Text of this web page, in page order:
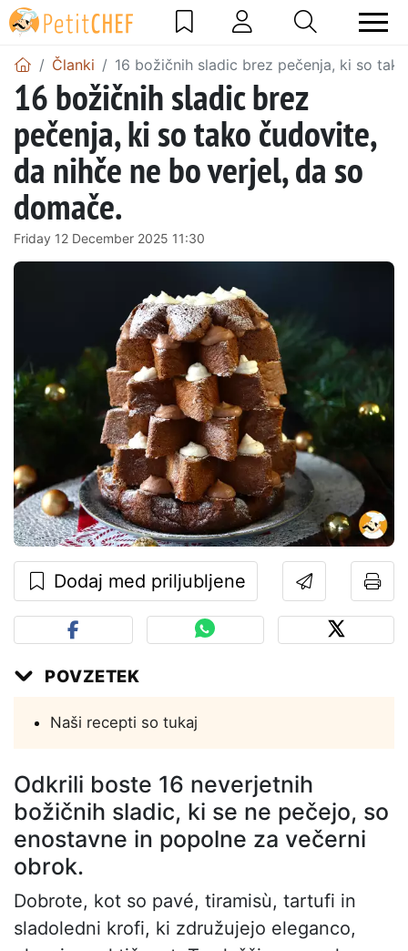
Članki 16 božičnih sladic brez pečenja, ki so
16 božičnih sladic brez
pečenja, ki so tako čudovite,
da nihče ne bo verjel, da so
domače.
Friday 12 December 2025 11:30
Dodaj med priljubljene
POVZETEK
Naši recepti so tukaj
Odkrili boste 16 neverjetnih
božičnih sladic, ki se ne pečejo, so
enostavne in popolne za večerni
obrok.
Dobrote, kot so pavé, tiramisù, tartufi in
sladoledni krofi, ki združujejo eleganco,